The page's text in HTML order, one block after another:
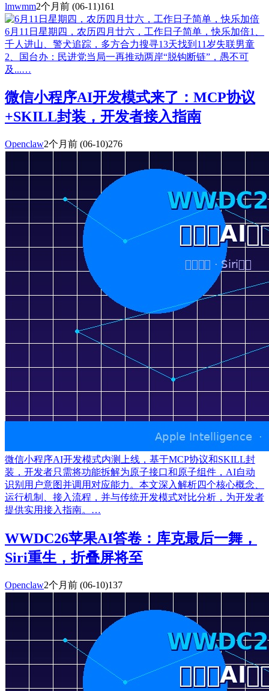
lmwmm2个月前 (06-11)161
6月11日星期四，农历四月廿六，工作日子简单，快乐加倍1、
千人进山、警犬追踪，多方合力搜寻13天找到11岁失联男童
2、国台办：民进党当局一再推动两岸“脱钩断链”，愚不可
及...…
微信小程序AI开发模式来了：MCP协议
+SKILL封装，开发者接入指南
Openclaw2个月前 (06-10)276
微信小程序AI开发模式内测上线，基于MCP协议和SKILL封
装，开发者只需将功能拆解为原子接口和原子组件，AI自动
识别用户意图并调用对应能力。本文深入解析四个核心概念、
运行机制、接入流程，并与传统开发模式对比分析，为开发者
提供实用接入指南。…
WWDC26苹果AI答卷：库克最后一舞，
Siri重生，折叠屏将至
Openclaw2个月前 (06-10)137